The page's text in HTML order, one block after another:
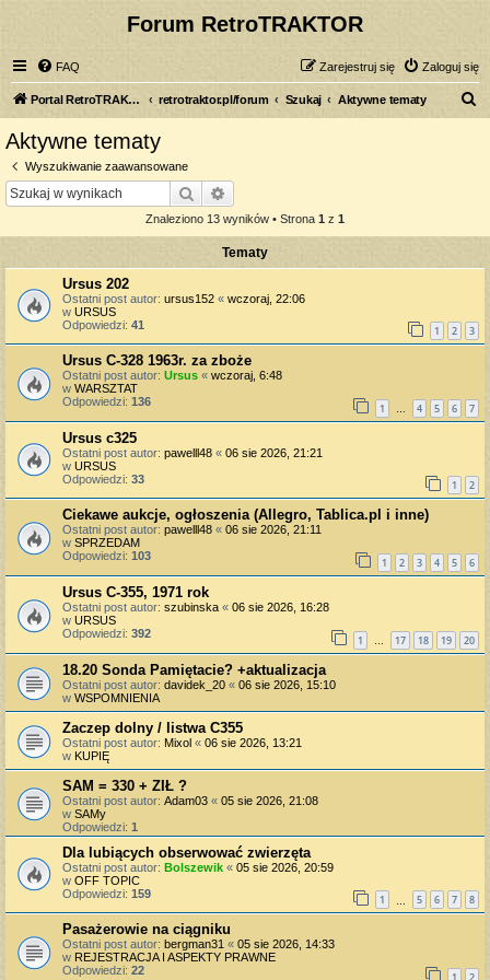
Forum RetroTRAKTOR
FAQ Zaloguj się
Zarejestruj się
Portal RetroTRAKTOR.pl retrotraktor.pl/forum Szukaj Aktywne tematy
Aktywne tematy
Wyszukiwanie zaawansowane
Szukaj
Znaleziono 13 wyników • Strona 1 z 1
Tematy
Ursus 202
Ostatni post autor: ursus152 « wczoraj, 22:06
w URSUS
Odpowiedzi: 41 1 2 3
Ursus C-328 1963r. za zboże
Ostatni post autor: Ursus « wczoraj, 6:48
w WARSZTAT
Odpowiedzi: 136 1 … 4 5 6 7
Ursus c325
Ostatni post autor: pawelll48 « 06 sie 2026, 21:21
w URSUS
Odpowiedzi: 33 1 2
Ciekawe aukcje, ogłoszenia (Allegro, Tablica.pl i inne)
Ostatni post autor: pawelll48 « 06 sie 2026, 21:11
w SPRZEDAM
Odpowiedzi: 103 1 2 3 4 5 6
Ursus C-355, 1971 rok
Ostatni post autor: szubinska « 06 sie 2026, 16:28
w URSUS
Odpowiedzi: 392 1 … 17 18 19 20
18.20 Sonda Pamiętacie? +aktualizacja
Ostatni post autor: davidek_20 « 06 sie 2026, 15:10
w WSPOMNIENIA
Zaczep dolny / listwa C355
Ostatni post autor: Mixol « 06 sie 2026, 13:21
w KUPIĘ
SAM = 330 + ZIŁ ?
Ostatni post autor: Adam03 « 05 sie 2026, 21:08
w SAMy
Odpowiedzi: 1
Dla lubiących obserwować zwierzęta
Ostatni post autor: Bolszewik « 05 sie 2026, 20:59
w OFF TOPIC
Odpowiedzi: 159 1 5 6 7 8
Pasażerowie na ciągniku
Ostatni post autor: bergman31 « 05 sie 2026, 14:33
w REJESTRACJA I ASPEKTY PRAWNE
Odpowiedzi: 22